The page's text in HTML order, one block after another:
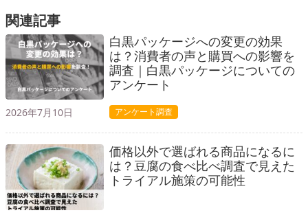
関連記事
白黒パッケージへの変更の効果
は？消費者の声と購買への影響を
調査｜白黒パッケージについての
アンケート
2026年7月10日 アンケート調査
価格以外で選ばれる商品になるに
は？豆腐の食べ比べ調査で見えた
トライアル施策の可能性